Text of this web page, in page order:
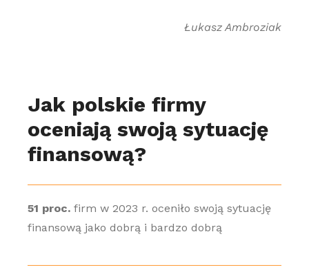
Łukasz Ambroziak
Jak polskie firmy
oceniają swoją sytuację
finansową?
51 proc.firm w 2023 r. oceniło swoją sytuację
finansową jako dobrą i bardzo dobrą